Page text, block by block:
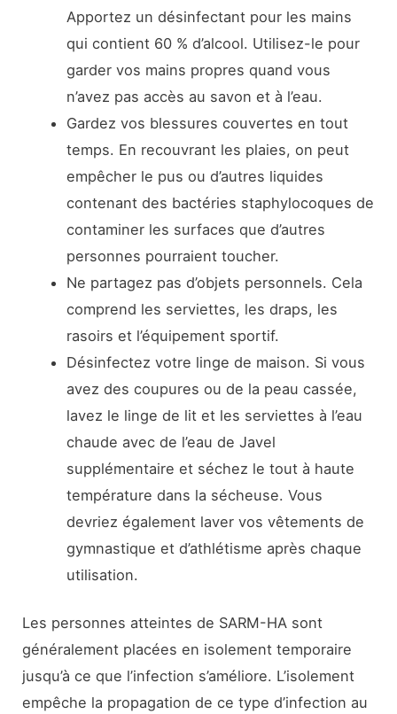
Apportez un désinfectant pour les mains
qui contient 60 % d’alcool. Utilisez-le pour
garder vos mains propres quand vous
n’avez pas accès au savon et à l’eau.
Gardez vos blessures couvertes en tout
temps. En recouvrant les plaies, on peut
empêcher le pus ou d’autres liquides
contenant des bactéries staphylocoques de
contaminer les surfaces que d’autres
personnes pourraient toucher.
Ne partagez pas d’objets personnels. Cela
comprend les serviettes, les draps, les
rasoirs et l’équipement sportif.
Désinfectez votre linge de maison. Si vous
avez des coupures ou de la peau cassée,
lavez le linge de lit et les serviettes à l’eau
chaude avec de l’eau de Javel
supplémentaire et séchez le tout à haute
température dans la sécheuse. Vous
devriez également laver vos vêtements de
gymnastique et d’athlétisme après chaque
utilisation.
Les personnes atteintes de SARM-HA sont
généralement placées en isolement temporaire
jusqu’à ce que l’infection s’améliore. L’isolement
empêche la propagation de ce type d’infection au